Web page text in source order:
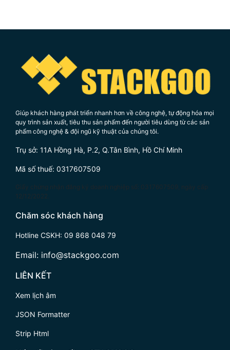
Giúp khách hàng phát triển nhanh hơn về công nghệ, tự động hóa mọi
quy trình sản xuất, tiêu thu sản phẩm đến người tiêu dùng từ các sản
phẩm công nghệ & đội ngũ kỹ thuật của chúng tôi.
Trụ sở: 11A Hồng Hà, P.2, Q.Tân Bình, Hồ Chí Minh
Mã số thuế: 0317607509
Giấy chứng nhận đăng ký doanh nghiệp số: 0317607509, ngày cấp
12/12/2022.
Chăm sóc khách hàng
Hotline CSKH: 09 868 048 79
Email: info@stackgoo.com
LIÊN KẾT
Xem lịch âm
JSON Formatter
Strip Html